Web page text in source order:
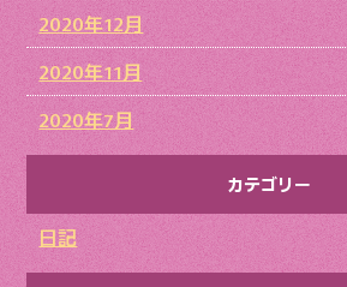
2020年12月
2020年11月
2020年7月
カテゴリー
日記